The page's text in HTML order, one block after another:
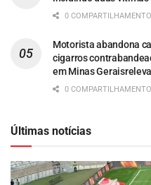
0
Motorista abandona
cigarros
em Minas
0
Últimas notícias